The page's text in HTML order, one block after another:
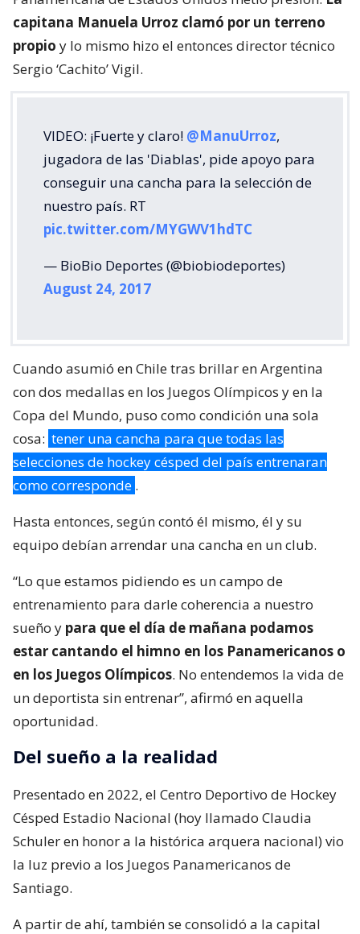
capitana Manuela Urroz clamó por un terreno
propio y lo mismo hizo el entonces director técnico
Sergio ‘Cachito’ Vigil.
VIDEO: ¡Fuerte y claro! @ManuUrroz,
jugadora de las 'Diablas', pide apoyo para
conseguir una cancha para la selección de
nuestro país. RT
pic.twitter.com/MYGWV1hdTC
— BioBio Deportes (@biobiodeportes)
August 24, 2017
Cuando asumió en Chile tras brillar en Argentina
con dos medallas en los Juegos Olímpicos y en la
Copa del Mundo, puso como condición una sola
cosa: tener una cancha para que todas las
selecciones de hockey césped del país entrenaran
como corresponde .
Hasta entonces, según contó él mismo, él y su
equipo debían arrendar una cancha en un club.
“Lo que estamos pidiendo es un campo de
entrenamiento para darle coherencia a nuestro
sueño y para que el día de mañana podamos
estar cantando el himno en los Panamericanos o
en los Juegos Olímpicos. No entendemos la vida de
un deportista sin entrenar”, afirmó en aquella
oportunidad.
Del sueño a la realidad
Presentado en 2022, el Centro Deportivo de Hockey
Césped Estadio Nacional (hoy llamado Claudia
Schuler en honor a la histórica arquera nacional) vio
la luz previo a los Juegos Panamericanos de
Santiago.
A partir de ahí, también se consolidó a la capital